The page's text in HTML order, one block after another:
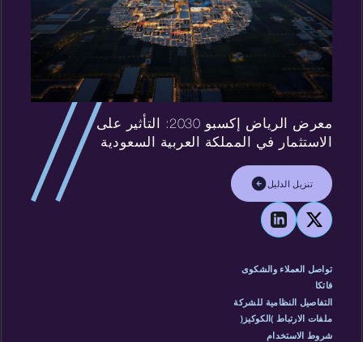
معرض الرياض إكسبو 2030: التأثير على
الاستثمار في المملكة العربية السعودية
تنزيل الدليل
تواصل العملاء والشكوى
فاتكا
التفاصيل النظامية للشركة
ملفات الارتباط (الكوكيز)
شروط الاستخدام